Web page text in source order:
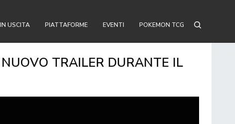
USCITA PIATTAFORME EVENTI POKEMON TCG
TRAILER DURANTE IL